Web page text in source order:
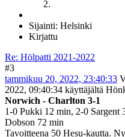
Sijainti: Helsinki
Kirjattu
Re: Hölpatti 2021-2022
#3
tammikuu 20, 2022, 23:40:33
2022, 09:40:34 käyttäjältä
Norwich - Charlton 3-1
1-0 Pukki 12 min, 2-0 Sargent
Dobson 72 min
Tavoitteena 50 Hesu-kautta.